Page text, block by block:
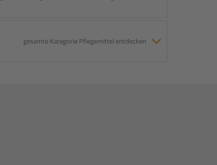
gesamte Kategorie Pflegemittel entdecken